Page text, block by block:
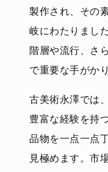
製作され、その
岐にわたりまし
階層や流行、さ
で重要な手がか
古美術永澤では
豊富な経験を持
品物を一点一点
見極めます。市